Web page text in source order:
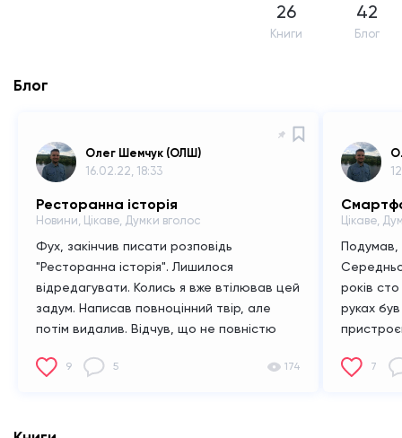
26
Книги
42
Блог
Блог
Олег Шемчук (ОЛШ)
16.02.22, 18:33
Ресторанна історія
Новини, Цікаве, Думки вголос
Фух, закінчив писати розповідь
"Ресторанна історія". Лишилося
відредагувати. Колись я вже втілював цей
задум. Написав повноцінний твір, але
потім видалив. Відчув, що не повністю
написати її краще.
А задум, зав'язка тієї
повністю. Зі старого нічого не залишив.
9 5 174
Цікаве,
Подумав,
років
руках
не зміг.
7